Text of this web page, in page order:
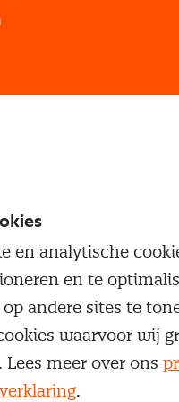
en analytische
en te
andere sites te
waarvoor wij
meer over ons
.